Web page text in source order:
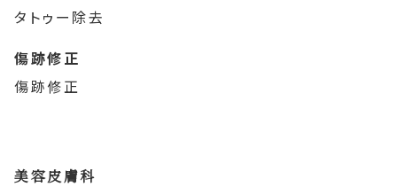
タトゥー除去
傷跡修正
傷跡修正
美容皮膚科